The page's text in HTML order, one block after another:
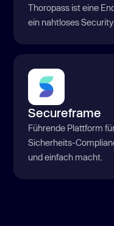
Thoropass ist eine
ein nahtloses
Secureframe
Führende Plattform
Sicherheits-
und einfach macht.